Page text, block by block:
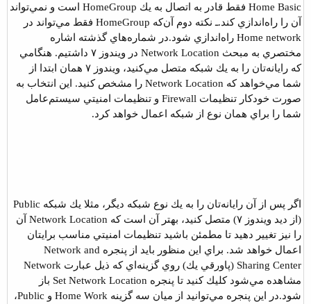
Home Basic فقط قادر به اتصال به يك HomeGroup است و نمي‌تواند
آن ‌را راه‌اندازي كند.
ـ نكته دوم آن‌كه HomeGroup فقط مي‌تواند در
Home network راه‌اندازي شود.
در شماره‌هاي گذشته اشاره
مختصري به مبحث Network Location در ويندوز ۷ داشتيم. هنگامي
كه رايانه‌تان را به يك شبكه متصل مي‌كنيد، ويندوز ۷ همان ابتدا از
شما مي‌خواهد كه Network Location را مشخص كنيد. اين انتخاب به
صورت خودكار تنظيمات Firewall و تنظيمات امنيتي سيستم‌عامل
شما را براي همان نوع از شبكه اعمال خواهد كرد.
اگر پس از آن رايانه‌تان را به يك نوع شبكه ديگر، مثلا يك شبكه Public
(از ديد ويندوز ۷) متصل كنيد، بهتر آن است كه Network Location آن
را نيز تغيير دهيد تا مطمئن باشيد تنظيمات امنيتي مناسب برايتان
اعمال خواهد شد. براي اين منظور ‌بايد از پنجره Network and
Sharing Center (پاورقي يك) روي گزينه‌اي كه ذيل عبارت Network
مشاهده مي‌شود كليك كنيد تا پنجره Set Network Location باز
شود.
در اين پنجره مي‌توانيد از ميان سه گزينه Home Work و Public،